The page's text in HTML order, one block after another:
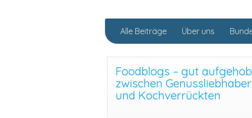
Alle Beiträge Über uns
Foodblogs – gut
zwischen
und Kochverrückten